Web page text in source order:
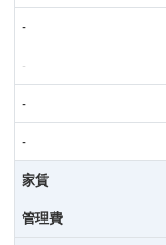
-
-
-
-
家賃
管理費